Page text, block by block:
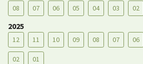
08 07 06 05 04 03 02
2025
12 11 10 09 08 07 06
02 01